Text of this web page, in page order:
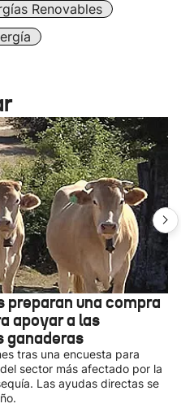
Renovables
preparan una compra
apoyar a las
ganaderas
tras una encuesta para
sector más afectado por la
Las ayudas directas se